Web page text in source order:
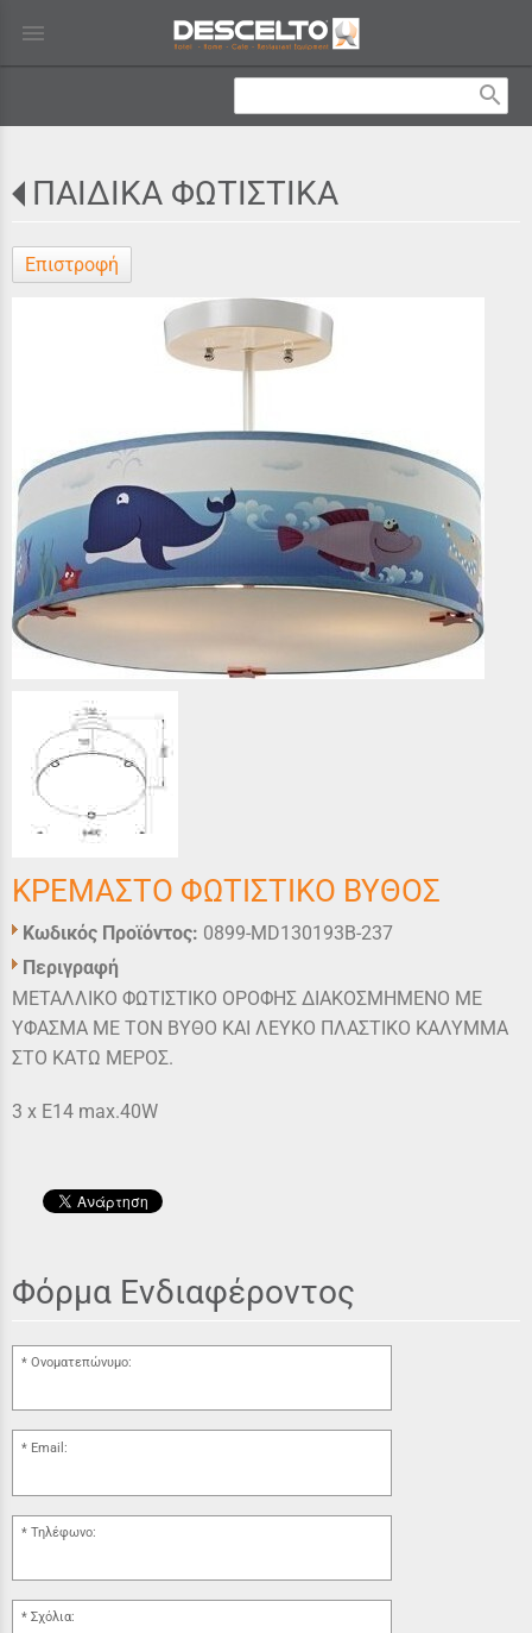
menu
search
ΠΑΙΔΙΚΑ ΦΩΤΙΣΤΙΚΑ
Επιστροφή
ΚΡΕΜΑΣΤΟ ΦΩΤΙΣΤΙΚΟ ΒΥΘΟΣ
Κωδικός Προϊόντος: 0899-MD130193B-237
Περιγραφή
ΜΕΤΑΛΛΙΚΟ ΦΩΤΙΣΤΙΚΟ ΟΡΟΦΗΣ ΔΙΑΚΟΣΜΗΜΕΝΟ ΜΕ
ΥΦΑΣΜΑ ΜΕ ΤΟΝ ΒΥΘΟ ΚΑΙ ΛΕΥΚΟ ΠΛΑΣΤΙΚΟ ΚΑΛΥΜΜΑ
ΣΤΟ ΚΑΤΩ ΜΕΡΟΣ.
3 x Ε14 max.40W
Φόρμα Ενδιαφέροντος
Ονοματεπώνυμο:
Email:
Τηλέφωνο:
Σχόλια: